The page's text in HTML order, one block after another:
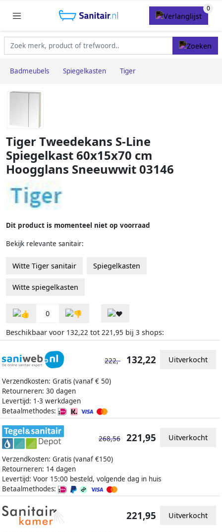
Badmeubels Spiegelkasten Tiger
Tiger Tweedekans S-Line
Spiegelkast 60x15x70 cm
Hoogglans Sneeuwwit 03146
Dit product is momenteel niet op voorraad
Bekijk relevante sanitair:
Witte Tiger sanitair Spiegelkasten
Witte spiegelkasten
0
Beschikbaar voor 132,22 tot 221,95 bij 3 shops:
Verzendkosten: Gratis (vanaf € 50)
Retourneren: 30 dagen
Levertijd: 1-3 werkdagen
Betaalmethodes:
222,- 132,22 Uitverkocht
Verzendkosten: Gratis (vanaf €150)
Retourneren: 14 dagen
Levertijd: Voor 15:00 besteld, volgende dag in huis
Betaalmethodes:
268,56 221,95 Uitverkocht
221,95 Uitverkocht